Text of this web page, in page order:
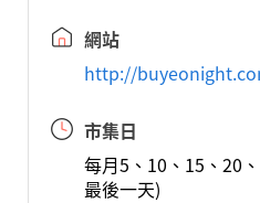
網站
http://
市集日
每月5、10、15、20
最後一天)